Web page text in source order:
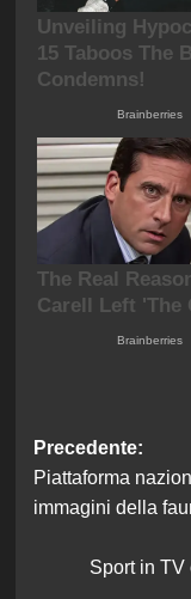
articolo
Precedente:
Piattaforma
immagini della
Sport in TV